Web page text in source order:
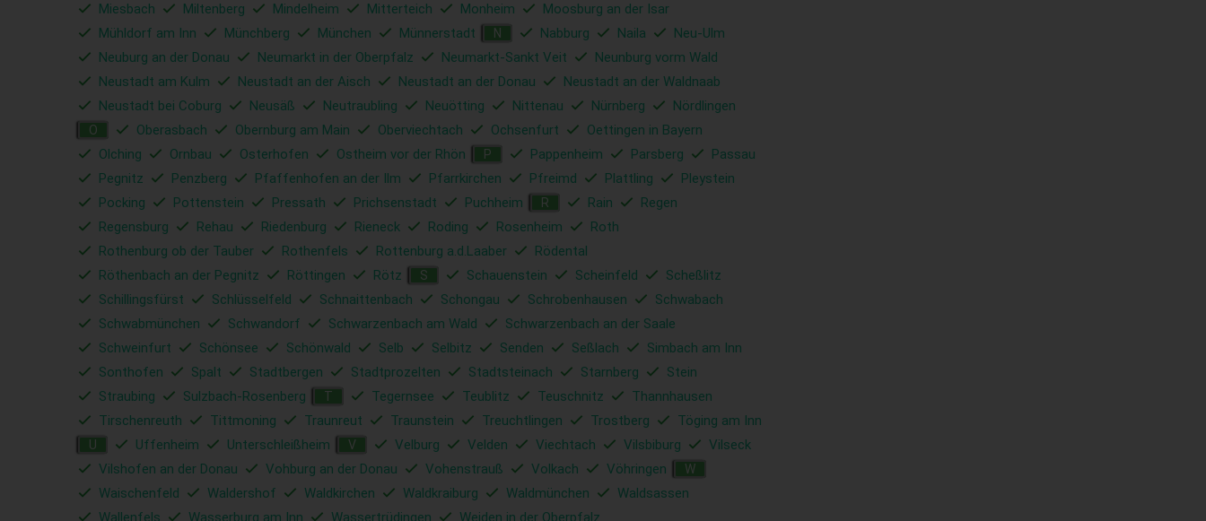
Miesbach
Miltenberg Mindelheim Mitterteich Monheim
Moosburg an der Isar
Mühldorf am Inn
Münchberg München Münnerstadt N Nabburg Naila
Neu-Ulm
Neuburg an der Donau
Neumarkt in der Oberpfalz Neumarkt-Sankt Veit
Neunburg vorm Wald
Neustadt am Kulm
Neustadt an der Aisch Neustadt an der Donau
Neustadt an der Waldnaab
Neustadt bei Coburg
Neusäß Neutraubling Neuötting Nittenau Nürnberg Nördlingen
O Oberasbach Obernburg am Main Oberviechtach Ochsenfurt
Oettingen in Bayern
Olching
Ornbau Osterhofen Ostheim vor der Rhön P Pappenheim Parsberg
Passau
Pegnitz
Penzberg Pfaffenhofen an der Ilm Pfarrkirchen Pfreimd Plattling
Pleystein
Pocking
Pottenstein Pressath Prichsenstadt Puchheim R Rain
Regen
Regensburg
Rehau Riedenburg Rieneck Roding Rosenheim
Roth
Rothenburg ob der Tauber
Rothenfels Rottenburg a.d.Laaber
Rödental
Röthenbach an der Pegnitz
Röttingen Rötz S Schauenstein Scheinfeld
Scheßlitz
Schillingsfürst
Schlüsselfeld Schnaittenbach Schongau Schrobenhausen
Schwabach
Schwabmünchen
Schwandorf Schwarzenbach am Wald
Schwarzenbach an der Saale
Schweinfurt
Schönsee Schönwald Selb Selbitz Senden Seßlach
Simbach am Inn
Sonthofen
Spalt Stadtbergen Stadtprozelten Stadtsteinach Starnberg
Stein
Straubing
Sulzbach-Rosenberg T Tegernsee Teublitz Teuschnitz
Thannhausen
Tirschenreuth
Tittmoning Traunreut Traunstein Treuchtlingen Trostberg Töging am Inn
U Uffenheim Unterschleißheim V Velburg Velden Viechtach Vilsbiburg
Vilseck
Vilshofen an der Donau
Vohburg an der Donau Vohenstrauß Volkach Vöhringen W
Waischenfeld Waldershof Waldkirchen Waldkraiburg Waldmünchen
Waldsassen
Wallenfels
Wasserburg am Inn Wassertrüdingen Weiden in der Oberpfalz